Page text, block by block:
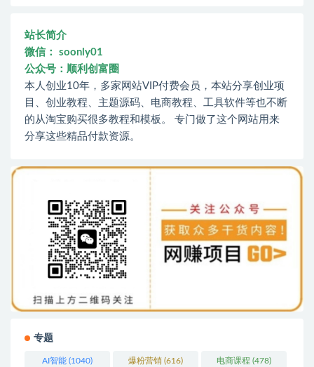
站长简介
微信： soonly01
公众号：顺利创富圈
本人创业10年，多家网站VIP付费会员，本站分享创业项
目、创业教程、主题源码、电商教程、工具软件等也不断
的从淘宝购买很多教程和模板。 专门做了这个网站用来
分享这些精品付款资源。
专题
AI智能 (1040) 爆粉营销 (616) 电商课程 (478)